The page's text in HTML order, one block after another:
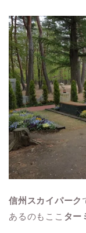
信州スカイパーク
あるのもここ ター